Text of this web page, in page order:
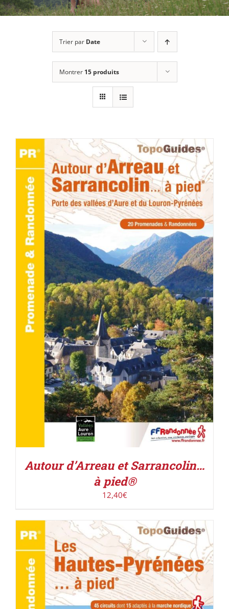
Trier par Date
Montrer 15 produits
ACHETER LE PRODUIT / DÉTAILS
Autour d’Arreau et Sarrancolin…
à pied®
12,40€